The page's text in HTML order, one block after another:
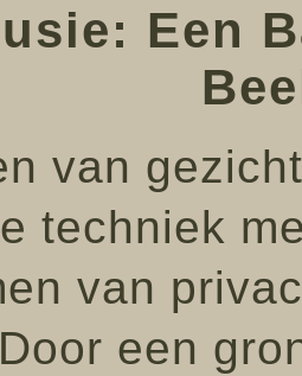
Een
van
techniek
van
een